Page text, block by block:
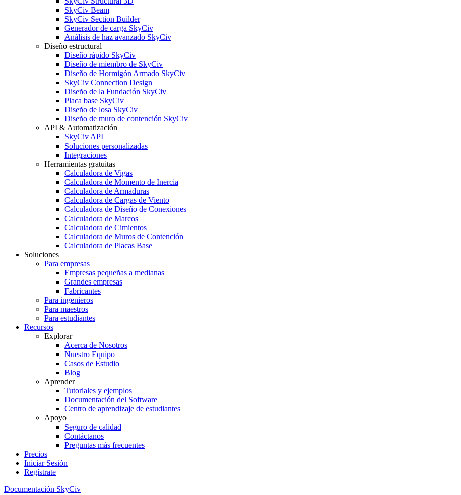
SkyCiv Beam
SkyCiv Section Builder
Generador de carga SkyCiv
Análisis de haz avanzado SkyCiv
Diseño estructural
Diseño rápido SkyCiv
Diseño de miembro de SkyCiv
Diseño de Hormigón Armado SkyCiv
SkyCiv Connection Design
Diseño de la Fundación SkyCiv
Placa base SkyCiv
Diseño de losa SkyCiv
Diseño de muro de contención SkyCiv
API & Automatización
SkyCiv API
Soluciones personalizadas
Integraciones
Herramientas gratuitas
Calculadora de Vigas
Calculadora de Momento de Inercia
Calculadora de Armaduras
Calculadora de Cargas de Viento
Calculadora de Diseño de Conexiones
Calculadora de Marcos
Calculadora de Cimientos
Calculadora de Muros de Contención
Calculadora de Placas Base
Soluciones
Para empresas
Empresas pequeñas a medianas
Grandes empresas
Fabricantes
Para ingenieros
Para maestros
Para estudiantes
Recursos
Explorar
Acerca de Nosotros
Nuestro Equipo
Casos de Estudio
Blog
Aprender
Tutoriales y ejemplos
Documentación del Software
Centro de aprendizaje de estudiantes
Apoyo
Seguro de calidad
Contáctanos
Preguntas más frecuentes
Precios
Iniciar Sesión
Regístrate
Documentación SkyCiv